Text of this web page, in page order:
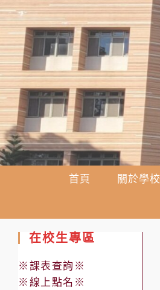
跳
轉
至
主
要
內
容
首頁 關於學校
在校生專區
※課表查詢※
※線上點名※